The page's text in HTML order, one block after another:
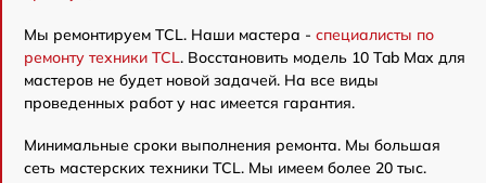
Мы ремонтируем TCL. Наши мастера - специалисты по
ремонту техники TCL. Восстановить модель 10 Tab Max для
мастеров не будет новой задачей. На все виды
проведенных работ у нас имеется гарантия.
Минимальные сроки выполнения ремонта. Мы большая
сеть мастерских техники TCL. Мы имеем более 20 тыс.